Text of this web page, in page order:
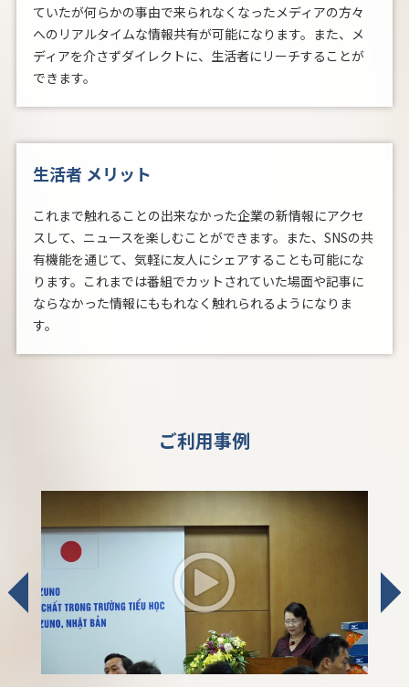
ていたが何らかの事由で来られなくなったメディアの方々
へのリアルタイムな情報共有が可能になります。また、メ
ディアを介さずダイレクトに、生活者にリーチすることが
できます。
生活者 メリット
これまで触れることの出来なかった企業の新情報にアクセ
スして、ニュースを楽しむことができます。また、SNSの共
有機能を通じて、気軽に友人にシェアすることも可能にな
ります。これまでは番組でカットされていた場面や記事に
ならなかった情報にももれなく触れられるようになりま
す。
ご利用事例